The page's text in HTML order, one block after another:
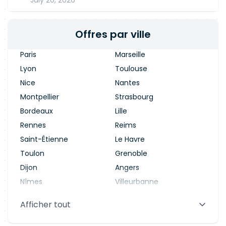
Offres par ville
Paris
Marseille
Lyon
Toulouse
Nice
Nantes
Montpellier
Strasbourg
Bordeaux
Lille
Rennes
Reims
Saint-Étienne
Le Havre
Toulon
Grenoble
Dijon
Angers
Nîmes
Villeurbanne
Aix-en-Provence
Afficher tout